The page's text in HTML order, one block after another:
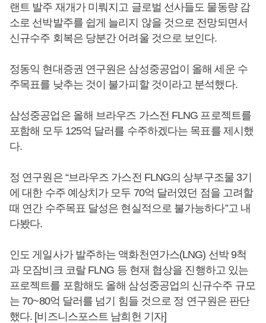
랜트 발주 재개가 미뤄지고 글로벌 선사들도 물동량 감
소로 선박발주를 쉽게 늘리지 않을 것으로 전망되면서
신규수주 회복은 당분간 어려울 것으로 보인다.
정동익 현대증권 연구원은 삼성중공업이 올해 세운 수
주목표를 낮추는 것이 불가피할 것이라고 분석했다.
삼성중공업은 올해 브라우즈 가스전 FLNG 프로젝트를
포함해 모두 125억 달러를 수주하겠다는 목표를 제시했
다.
정 연구원은 “브라우즈 가스전 FLNG의 상부구조물 3기
에 대한 수주 예상치가 모두 70억 달러였던 점을 고려할
때 연간 수주목표 달성은 현실적으로 불가능하다”고 내
다봤다.
인도 게일사가 발주하는 액화천연가스(LNG) 선박 9척
과 모잠비크 코랄 FLNG 등 현재 협상을 진행하고 있는
프로젝트를 포함해도 올해 삼성중공업의 신규수주 규모
는 70~80억 달러를 넘기 힘들 것으로 정 연구원은 판단
했다. [비즈니스포스트 남희헌 기자]